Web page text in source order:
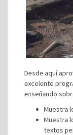
Desde aquí
excelente
enseñando
Muestra
Muestra
textos